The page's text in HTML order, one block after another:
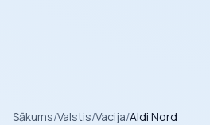
Sākums/Valstis/Vacija/Aldi Nord